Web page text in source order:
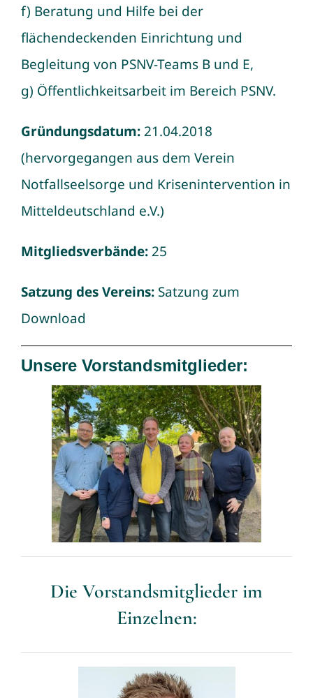
f) Beratung und Hilfe bei der
flächendeckenden Einrichtung und
Begleitung von PSNV-Teams B und E,
g) Öffentlichkeitsarbeit im Bereich PSNV.
Gründungsdatum:21.04.2018
(hervorgegangen aus dem Verein
Notfallseelsorge und Krisenintervention in
Mitteldeutschland e.V.)
Mitgliedsverbände:25
Satzung des Vereins: Satzung zum
Download
Unsere Vorstandsmitglieder:
Die Vorstandsmitglieder im
Einzelnen: